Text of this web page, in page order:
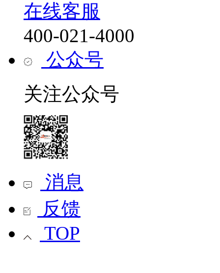
在线客服
400-021-4000
公众号
关注公众号
消息
反馈
TOP